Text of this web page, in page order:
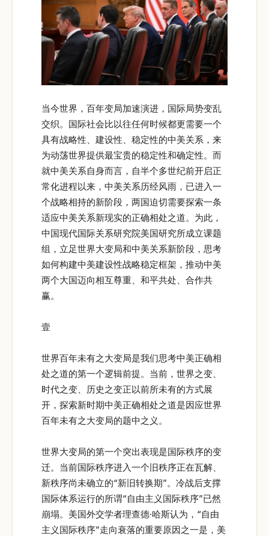
当今世界，百年变局加速演进，国际局势变乱
交织。国际社会比以往任何时候都更需要一个
具有战略性、建设性、稳定性的中美关系，来
为动荡世界提供最宝贵的稳定性和确定性。而
就中美关系自身而言，自半个多世纪前开启正
常化进程以来，中美关系历经风雨，已进入一
个战略相持的新阶段，两国迫切需要探索一条
适应中美关系新现实的正确相处之道。为此，
中国现代国际关系研究院美国研究所成立课题
组，立足世界大变局和中美关系新阶段，思考
如何构建中美建设性战略稳定框架，推动中美
两个大国迈向相互尊重、和平共处、合作共
赢。
壹
世界百年未有之大变局是我们思考中美正确相
处之道的第一个逻辑前提。当前，世界之变、
时代之变、历史之变正以前所未有的方式展
开，探索新时期中美正确相处之道是因应世界
百年未有之大变局的题中之义。
世界大变局的第一个突出表现是国际秩序的变
迁。当前国际秩序进入一个旧秩序正在瓦解、
新秩序尚未确立的“新旧转换期”。冷战后支撑
国际体系运行的所谓“自由主义国际秩序”已然
崩塌。美国外交学者理查德·哈斯认为，“自由
主义国际秩序”走向衰落的重要原因之一是，美